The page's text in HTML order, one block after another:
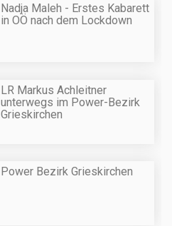
Nadja Maleh - Erstes Kabarett
in OÖ nach dem Lockdown
LR Markus Achleitner
unterwegs im Power-Bezirk
Grieskirchen
Power Bezirk Grieskirchen